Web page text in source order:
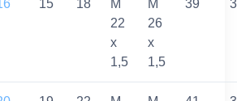
15 18
M
22
x
1,5
M
26
x
1,5
39